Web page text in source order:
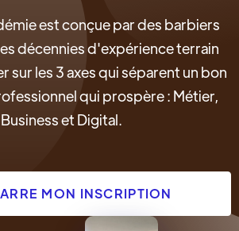
est conçue par des barbiers
décennies d'expérience terrain
sur les 3 axes qui séparent un bon
qui prospère : Métier,
Business et Digital.
MON INSCRIPTION